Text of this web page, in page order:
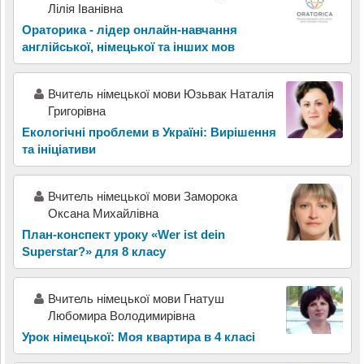
Лілія Іванівна
Ораторика - лідер онлайн-навчання
англійської, німецької та інших мов
Вчитель німецької мови Юзьвак Наталія
Григорівна
Екологічні проблеми в Україні: Вирішення
та ініціативи
Вчитель німецької мови Заморока
Оксана Михайлівна
План-конспект уроку «Wer ist dein
Superstar?» для 8 класу
Вчитель німецької мови Гнатуш
Любомира Володимирівна
Урок німецької: Моя квартира в 4 класі